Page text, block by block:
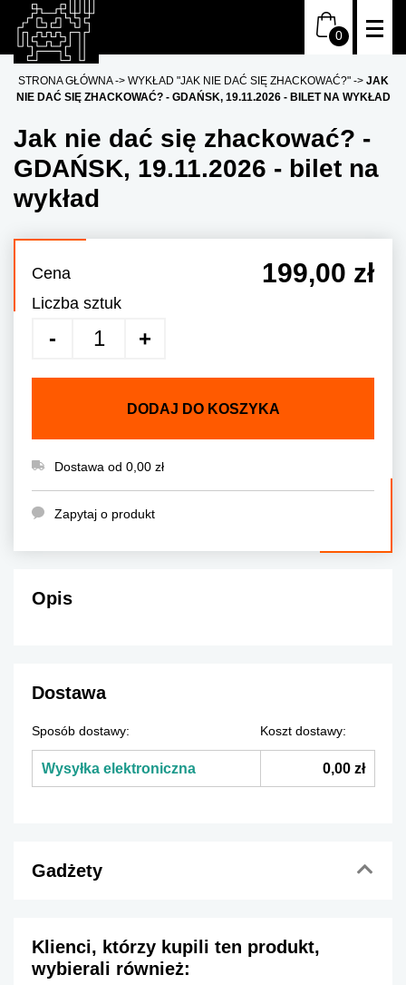
STRONA GŁÓWNA WYKŁAD "JAK NIE DAĆ SIĘ ZHACKOWAĆ?"
JAK
NIE DAĆ SIĘ ZHACKOWAĆ? - GDAŃSK, 19.11.2026 - BILET NA WYKŁAD
Jak nie dać się zhackować? -
GDAŃSK, 19.11.2026 - bilet na
wykład
Opis
Dostawa
Sposób dostawy: Koszt dostawy:
Wysyłka elektroniczna 0,00 zł
Gadżety
Klienci, którzy kupili ten produkt,
wybierali również:
Cena 199,00 zł
Liczba sztuk
DODAJ DO KOSZYKA
Dostawa od 0,00 zł
Zapytaj o produkt